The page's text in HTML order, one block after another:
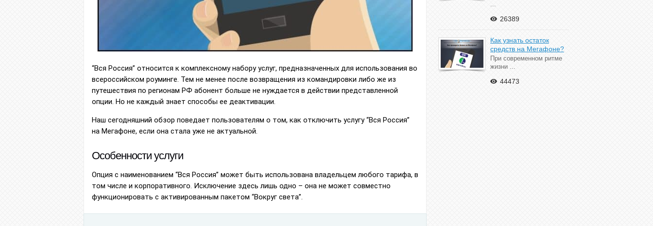
“Вся Россия” относится к комплексному набору услуг, предназначенных для использования во
всероссийском роуминге. Тем не менее после возвращения из командировки либо же из
путешествия по регионам РФ абонент больше не нуждается в действии представленной
опции. Но не каждый знает способы ее деактивации.
Наш сегодняшний обзор поведает пользователям о том, как отключить услугу “Вся Россия”
на Мегафоне, если она стала уже не актуальной.
Особенности услуги
Опция с наименованием “Вся Россия” может быть использована владельцем любого тарифа, в
том числе и корпоративного. Исключение здесь лишь одно – она не может совместно
функционировать с активированным пакетом “Вокруг света”.
...
26389
Как узнать остаток
средств на Мегафоне?
При современном ритме
жизни ...
44473